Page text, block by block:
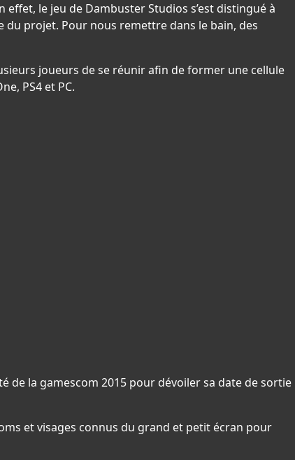
le jeu de Dambuster Studios s’est distingué à
du projet. Pour nous remettre dans le bain, des
joueurs de se réunir afin de former une cellule
PS4 et PC.
de la gamescom 2015 pour dévoiler sa date de sortie
et visages connus du grand et petit écran pour